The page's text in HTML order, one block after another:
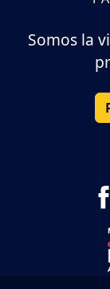
Somos la